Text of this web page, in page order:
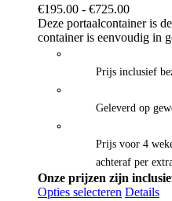
€195.00 - €725.00
€195.00
tot
Deze portaalcontainer is
container is eenvoudig in
Prijs inclusief
Geleverd op
Prijs voor 4
achteraf per
Onze prijzen zijn
Opties selecteren Details